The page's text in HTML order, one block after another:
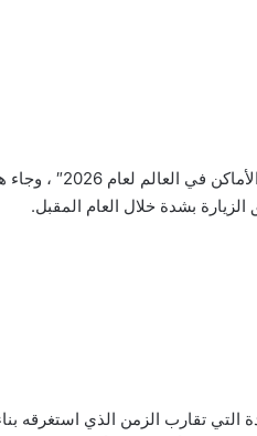
أدرجت مجلة تايم
بشدة خلال العام المقبل.
عامًا من التخطيط والبناء، وهي المدة التي تقارب